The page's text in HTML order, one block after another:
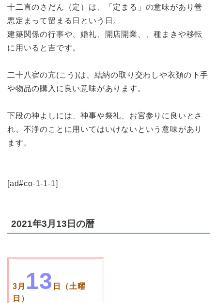
十二直のさだん（定）は、「定まる」の意味があり善
悪定まって留まる日という日。
建築関係の行事や、婚礼、開店開業、、種まきや移転
に用いると吉です。
二十八宿の亢(こう)は、結納の取り交わしや衣類の下手
や物品の購入に良い意味があります。
下段の神よしには、神事や祭礼、お宮参りに良いとさ
れ、不浄のことに用いてはいけないという意味があり
ます。
[ad#co-1-1-1]
2021年3月13日の暦
3月 13 日（土曜
日）